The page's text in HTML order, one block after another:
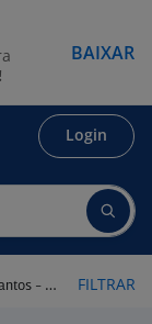
Login
- SP FILTRAR
BAIXAR